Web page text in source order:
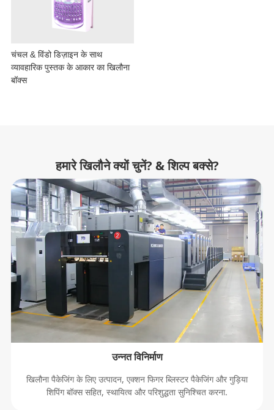
चंचल & विंडो डिज़ाइन के साथ
व्यावहारिक पुस्तक के आकार का खिलौना
बॉक्स
हमारे खिलौने क्यों चुनें? & शिल्प बक्से?
उन्नत विनिर्माण
खिलौना पैकेजिंग के लिए उत्पादन, एक्शन फिगर ब्लिस्टर पैकेजिंग और गुड़िया
शिपिंग बॉक्स सहित, स्थायित्व और परिशुद्धता सुनिश्चित करना.